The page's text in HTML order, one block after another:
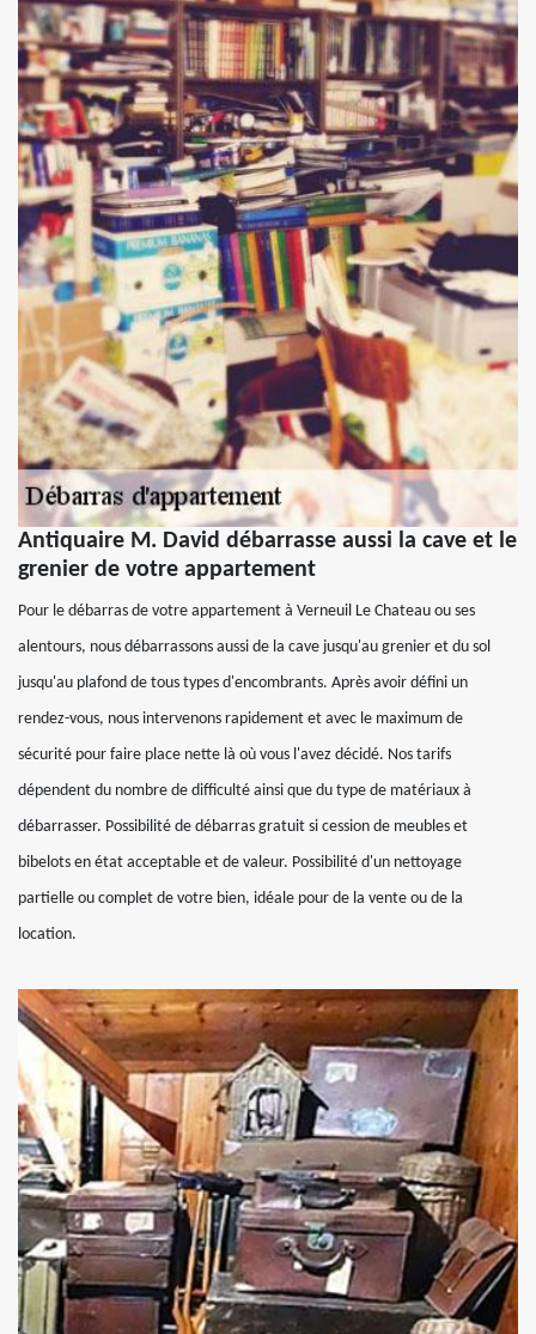
Antiquaire M. David débarrasse aussi la cave et le
grenier de votre appartement
Pour le débarras de votre appartement à Verneuil Le Chateau ou ses
alentours, nous débarrassons aussi de la cave jusqu'au grenier et du sol
jusqu'au plafond de tous types d'encombrants. Après avoir défini un
rendez-vous, nous intervenons rapidement et avec le maximum de
sécurité pour faire place nette là où vous l'avez décidé. Nos tarifs
dépendent du nombre de difficulté ainsi que du type de matériaux à
débarrasser. Possibilité de débarras gratuit si cession de meubles et
bibelots en état acceptable et de valeur. Possibilité d'un nettoyage
partielle ou complet de votre bien, idéale pour de la vente ou de la
location.